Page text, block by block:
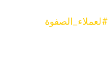
#لعملاء_الصفوة